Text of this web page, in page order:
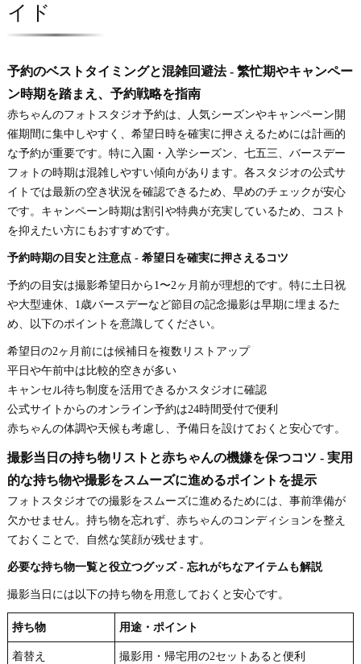
イド
予約のベストタイミングと混雑回避法 - 繁忙期やキャンペー
ン時期を踏まえ、予約戦略を指南
赤ちゃんのフォトスタジオ予約は、人気シーズンやキャンペーン開
催期間に集中しやすく、希望日時を確実に押さえるためには計画的
な予約が重要です。特に入園・入学シーズン、七五三、バースデー
フォトの時期は混雑しやすい傾向があります。各スタジオの公式サ
イトでは最新の空き状況を確認できるため、早めのチェックが安心
です。キャンペーン時期は割引や特典が充実しているため、コスト
を抑えたい方にもおすすめです。
予約時期の目安と注意点 - 希望日を確実に押さえるコツ
予約の目安は撮影希望日から1〜2ヶ月前が理想的です。特に土日祝
や大型連休、1歳バースデーなど節目の記念撮影は早期に埋まるた
め、以下のポイントを意識してください。
希望日の2ヶ月前には候補日を複数リストアップ
平日や午前中は比較的空きが多い
キャンセル待ち制度を活用できるかスタジオに確認
公式サイトからのオンライン予約は24時間受付で便利
赤ちゃんの体調や天候も考慮し、予備日を設けておくと安心です。
撮影当日の持ち物リストと赤ちゃんの機嫌を保つコツ - 実用
的な持ち物や撮影をスムーズに進めるポイントを提示
フォトスタジオでの撮影をスムーズに進めるためには、事前準備が
欠かせません。持ち物を忘れず、赤ちゃんのコンディションを整え
ておくことで、自然な笑顔が残せます。
必要な持ち物一覧と役立つグッズ - 忘れがちなアイテムも解説
撮影当日には以下の持ち物を用意しておくと安心です。
持ち物 用途・ポイント
着替え 撮影用・帰宅用の2セットあると便利